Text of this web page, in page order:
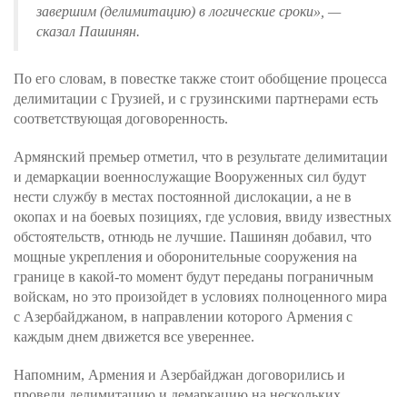
завершим (делимитацию) в логические сроки» , —
сказал Пашинян.
По его словам, в повестке также стоит обобщение процесса
делимитации с Грузией, и с грузинскими партнерами есть
соответствующая договоренность.
Армянский премьер отметил, что в результате делимитации
и демаркации военнослужащие Вооруженных сил будут
нести службу в местах постоянной дислокации, а не в
окопах и на боевых позициях, где условия, ввиду известных
обстоятельств, отнюдь не лучшие. Пашинян добавил, что
мощные укрепления и оборонительные сооружения на
границе в какой-то момент будут переданы пограничным
войскам, но это произойдет в условиях полноценного мира
с Азербайджаном, в направлении которого Армения с
каждым днем движется все увереннее.
Напомним, Армения и Азербайджан договорились и